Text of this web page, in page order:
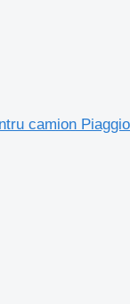
camion Piaggio